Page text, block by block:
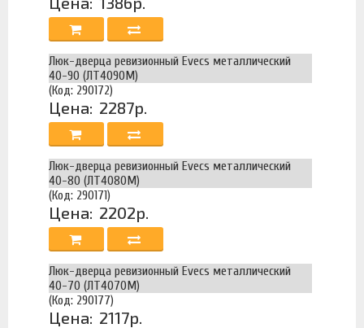
Люк-дверца ревизионный Evecs металлический
40-90 (ЛТ4090М)
(Код: 290172)
Цена: 2287р.
Люк-дверца ревизионный Evecs металлический
40-80 (ЛТ4080М)
(Код: 290171)
Цена: 2202р.
Люк-дверца ревизионный Evecs металлический
40-70 (ЛТ4070М)
(Код: 290177)
Цена: 2117р.